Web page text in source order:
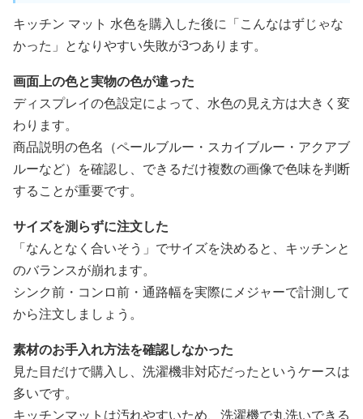
キッチン マット 水色を購入した後に「こんなはずじゃな
かった」となりやすい失敗が3つあります。
画面上の色と実物の色が違った
ディスプレイの色設定によって、水色の見え方は大きく変
わります。
商品説明の色名（ペールブルー・スカイブルー・アクアブ
ルーなど）を確認し、できるだけ複数の画像で色味を判断
することが重要です。
サイズを測らずに注文した
「なんとなく合いそう」でサイズを決めると、キッチンと
のバランスが崩れます。
シンク前・コンロ前・通路幅を実際にメジャーで計測して
から注文しましょう。
素材のお手入れ方法を確認しなかった
見た目だけで購入し、洗濯機非対応だったというケースは
多いです。
キッチンマットは汚れやすいため、洗濯機で丸洗いできる